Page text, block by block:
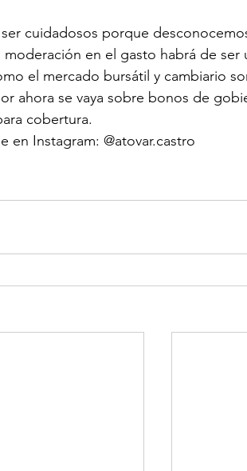
cuidadosos porque
en el gasto habrá de ser
el mercado bursátil y cambiario
ahora se vaya sobre bonos de
cobertura.
en Instagram: @atovar.castro